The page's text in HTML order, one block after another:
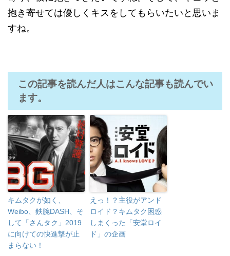
抱き寄せては優しくキスをしてもらいたいと思いま
すね。
この記事を読んだ人はこんな記事も読んでい
ます。
キムタクが如く、
Weibo、鉄腕DASH、そ
して「さんタク」2019
に向けての快進撃が止
まらない！
えっ！？主役がアンド
ロイド？キムタク困惑
しまくった「安堂ロイ
ド」の企画